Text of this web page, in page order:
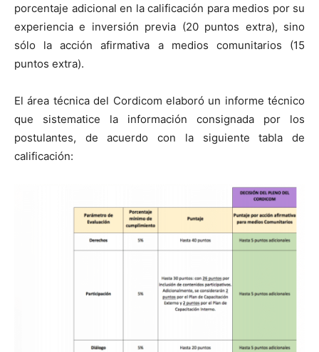
porcentaje adicional en la calificación para medios por su
experiencia e inversión previa (20 puntos extra), sino
sólo la acción afirmativa a medios comunitarios (15
puntos extra).
El área técnica del Cordicom elaboró un informe técnico
que sistematice la información consignada por los
postulantes, de acuerdo con la siguiente tabla de
calificación: